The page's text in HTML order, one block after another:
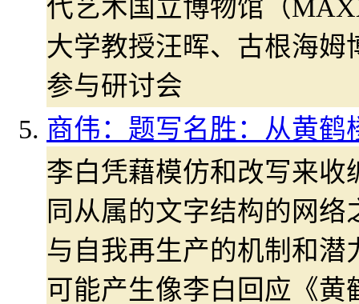
代艺术国立博物馆（
大学教授汪晖、古根海
参与研讨会
商伟：题写名胜：从黄鹤
李白凭藉模仿和改写来
同从属的文字结构的网
与自我再生产的机制和
可能产生像李白回应《